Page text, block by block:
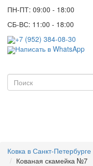
ПН-ПТ: 09:00 - 18:00
СБ-ВС: 11:00 - 18:00
+7 (952) 384-08-30
Написать в WhatsApp
Ковка в Санкт-Петербурге
Кованая скамейка №7